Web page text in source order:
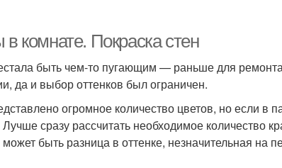
комнате. Покраска стен
быть чем-то пугающим — раньше для
да и выбор оттенков был ограничен.
огромное количество цветов, но если в
сразу рассчитать необходимое количество
быть разница в оттенке, незначительная на